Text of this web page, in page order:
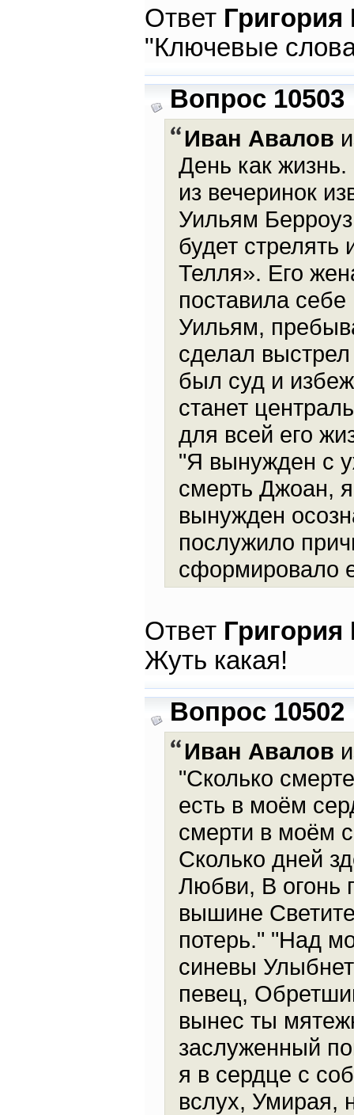
Ответ
"Ключевые
Вопрос 10503
Иван Авалов
День как
из вечеринок
Уильям
будет стрелять
Телля». Его
поставила
Уильям,
сделал
был суд и
станет
для всей его
"Я вынужден с
смерть Джоан,
вынужден
послужило
сформировало
Ответ
Жуть какая!
Вопрос 10502
Иван Авалов
"Сколько
есть в моём
смерти в моём
Сколько дней
Любви, В огонь
вышине
потерь." "Над
синевы
певец,
вынес ты
заслуженный
я в сердце с
вслух, Умирая,